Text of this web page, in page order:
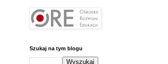
Szukaj na tym blogu